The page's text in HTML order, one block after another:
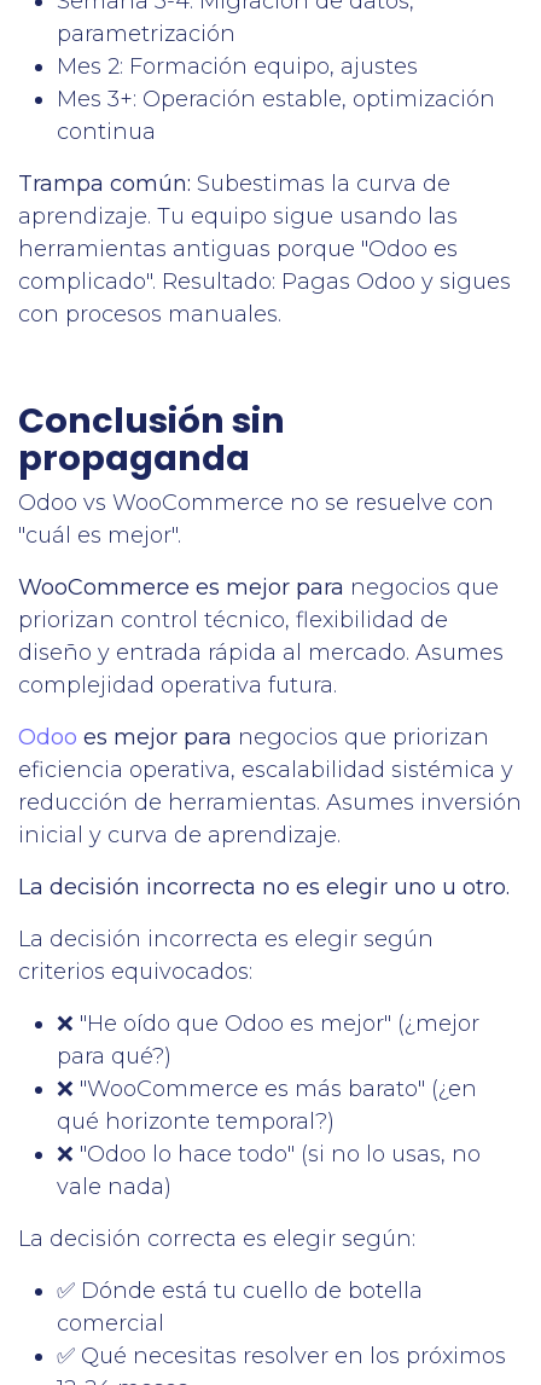
parametrización
Mes 2: Formación equipo, ajustes
Mes 3+: Operación estable, optimización
continua
Trampa común: Subestimas la curva de
aprendizaje. Tu equipo sigue usando las
herramientas antiguas porque "Odoo es
complicado". Resultado: Pagas Odoo y sigues
con procesos manuales.
Conclusión sin
propaganda
Odoo vs WooCommerce no se resuelve con
"cuál es mejor".
WooCommerce es mejor para negocios que
priorizan control técnico, flexibilidad de
diseño y entrada rápida al mercado. Asumes
complejidad operativa futura.
Odoo es mejor para negocios que priorizan
eficiencia operativa, escalabilidad sistémica y
reducción de herramientas. Asumes inversión
inicial y curva de aprendizaje.
La decisión incorrecta no es elegir uno u otro.
La decisión incorrecta es elegir según
criterios equivocados:
❌ "He oído que Odoo es mejor" (¿mejor
para qué?)
❌ "WooCommerce es más barato" (¿en
qué horizonte temporal?)
❌ "Odoo lo hace todo" (si no lo usas, no
vale nada)
La decisión correcta es elegir según:
✅ Dónde está tu cuello de botella
comercial
✅ Qué necesitas resolver en los próximos